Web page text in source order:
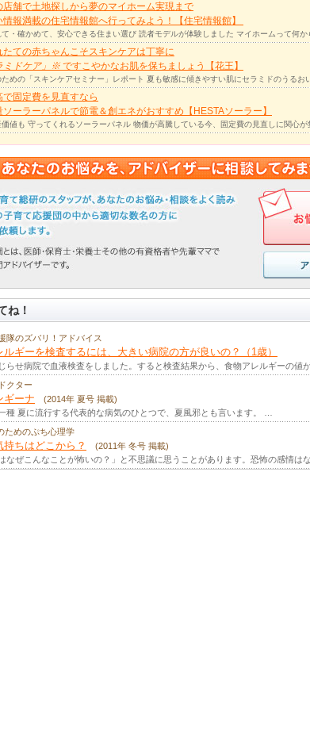
店舗で土地探しから夢のマイホーム実現まで
情報満載の住宅情報館へ行ってみよう！【住宅情報館】
て・確かめて、安心できる住まい選び 読者モデルが体験しました マイホームって何か
たての赤ちゃんこそスキンケアは丁寧に
ミドケア」 ※ですこやかなお肌を保ちましょう【花王】
めの「スキンケアセミナー」レポート 夏も敏感に傾きやすい肌にセラミドのうるお
で固定費を見直すなら
ソーラーパネルで節電＆創エネがおすすめ【HESTAソーラー】
値も 守ってくれるソーラーパネル 物価が高騰している今、固定費の見直しに関心が
ね！
隊のズバリ！アドバイス
ルギーを検査するには、大きい病院の方が良いの？（1歳）
らせ病院で血液検査をしました。すると検査結果から、食物アレルギーの値
クター
ギーナ
(2014年 夏号 掲載)
種 夏に流行する代表的な病気のひとつで、夏風邪とも言います。 …
ためのぷち心理学
持ちはどこから？
(2011年 冬号 掲載)
なぜこんなことが怖いの？」と不思議に思うことがあります。恐怖の感情は